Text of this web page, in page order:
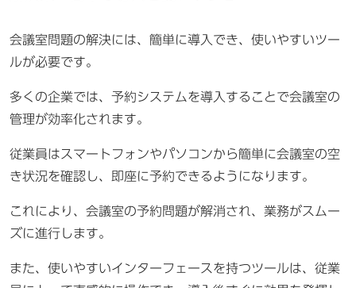
会議室問題の解決には、簡単に導入でき、使いやすいツー
ルが必要です。
多くの企業では、予約システムを導入することで会議室の
管理が効率化されます。
従業員はスマートフォンやパソコンから簡単に会議室の空
き状況を確認し、即座に予約できるようになります。
これにより、会議室の予約問題が解消され、業務がスムー
ズに進行します。
また、使いやすいインターフェースを持つツールは、従業